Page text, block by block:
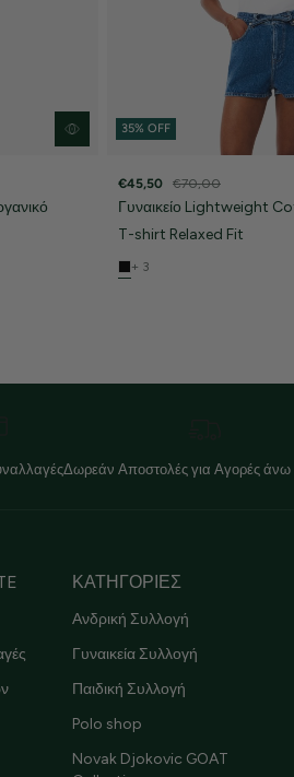
35% OFF
€45,50 €70,00
Γυναικείο Lightweight
T-shirt Relaxed Fit
+ 3
Δωρεάν Αποστολές για Αγορές
ΚΑΤΗΓΟΡΙΕΣ
Ανδρική Συλλογή
Γυναικεία Συλλογή
Παιδική Συλλογή
Polo shop
Novak Djokovic GOAT